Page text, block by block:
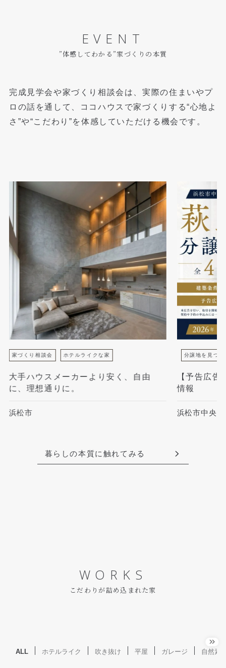
EVENT
”体感してわかる”家づくりの本質
完成見学会や家づくり相談会は、実際の住まいやプ
ロの話を通して、
ココハウスで家づくりする“心地よ
さ”や“こだわり”を体感していただける機会です。
家づくり相談会 ホテルライクな家
大手ハウスメーカーより安く、自由
に、理想通りに。
浜松市
分譲地を見つけ
【予告広
情報
浜松市中央
暮らしの本質に触れてみる
WORKS
こだわりが詰め込まれた家
ALL ホテルライク 吹き抜け 平屋 ガレージ 自然素